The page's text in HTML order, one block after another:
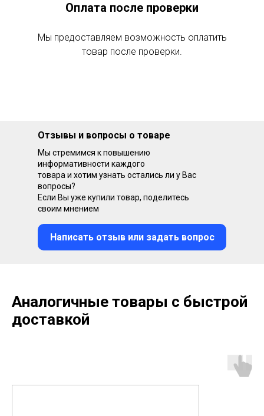
Оплата после проверки
Мы предоставляем возможность оплатить
товар после проверки.
Отзывы и вопросы о товаре
Мы стремимся к повышению
информативности каждого
товара и хотим узнать остались ли у Вас
вопросы?
Если Вы уже купили товар, поделитесь
своим мнением
Написать отзыв или задать вопрос
Аналогичные товары с быстрой
доставкой